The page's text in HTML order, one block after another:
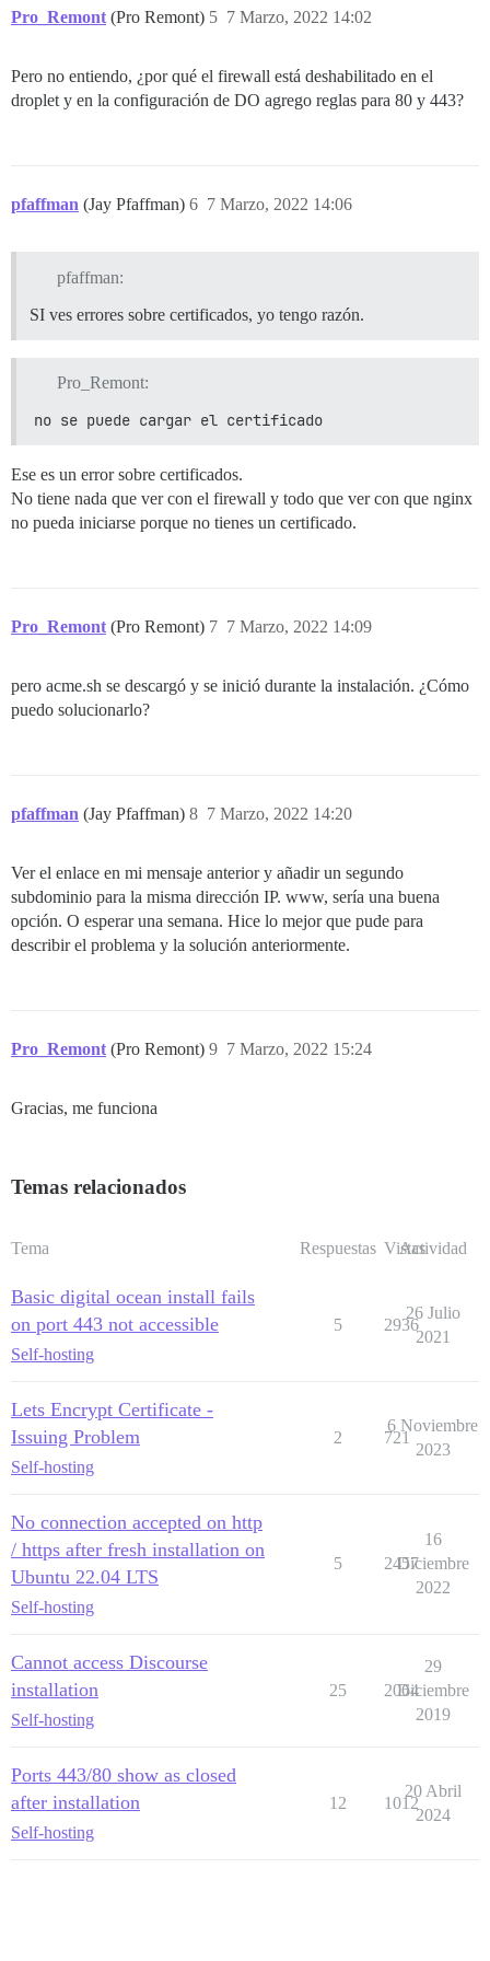
Pro_Remont (Pro Remont) 7 Marzo, 2022 14:02
5
Pero no entiendo, ¿por qué el firewall está deshabilitado en el
droplet y en la configuración de DO agrego reglas para 80 y 443?
pfaffman (Jay Pfaffman) 7 Marzo, 2022 14:06
6
pfaffman:
SI ves errores sobre certificados, yo tengo razón.
Pro_Remont:
no se puede cargar el certificado
Ese es un error sobre certificados.
No tiene nada que ver con el firewall y todo que ver con que nginx
no pueda iniciarse porque no tienes un certificado.
Pro_Remont (Pro Remont) 7 Marzo, 2022 14:09
7
pero acme.sh se descargó y se inició durante la instalación. ¿Cómo
puedo solucionarlo?
pfaffman (Jay Pfaffman) 7 Marzo, 2022 14:20
8
Ver el enlace en mi mensaje anterior y añadir un segundo
subdominio para la misma dirección IP. www, sería una buena
opción. O esperar una semana. Hice lo mejor que pude para
describir el problema y la solución anteriormente.
Pro_Remont (Pro Remont) 7 Marzo, 2022 15:24
9
Gracias, me funciona
Temas relacionados
Tema Respuestas Vistas
Actividad
Basic digital ocean install fails
on port 443 not accessible
Self-hosting
5 2936
26 Julio
2021
Lets Encrypt Certificate -
Issuing Problem
Self-hosting
2 721
6 Noviembre
2023
No connection accepted on http
/ https after fresh installation on
Ubuntu 22.04 LTS
Self-hosting
5 2457
16
Diciembre
2022
Cannot access Discourse
installation
Self-hosting
25 2064
29
Diciembre
2019
Ports 443/80 show as closed
after installation
Self-hosting
12 1012
20 Abril
2024